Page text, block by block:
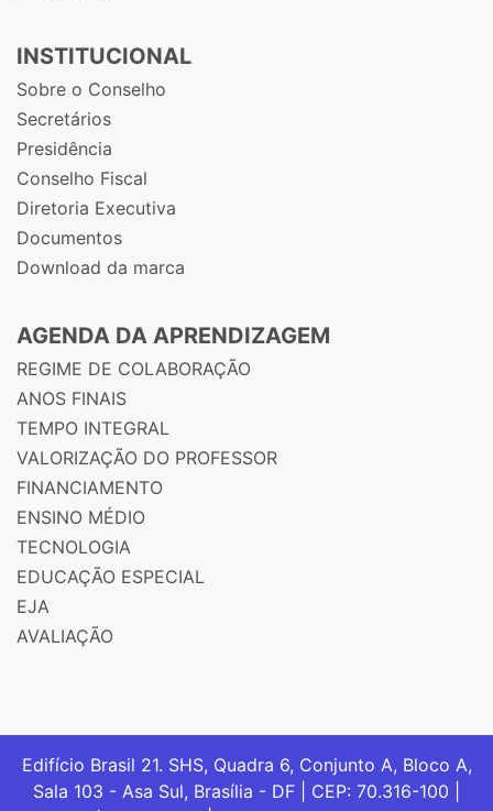
INSTITUCIONAL
Sobre o Conselho
Secretários
Presidência
Conselho Fiscal
Diretoria Executiva
Documentos
Download da marca
AGENDA DA APRENDIZAGEM
REGIME DE COLABORAÇÃO
ANOS FINAIS
TEMPO INTEGRAL
VALORIZAÇÃO DO PROFESSOR
FINANCIAMENTO
ENSINO MÉDIO
TECNOLOGIA
EDUCAÇÃO ESPECIAL
EJA
AVALIAÇÃO
Edifício Brasil 21. SHS, Quadra 6, Conjunto A, Bloco A,
Sala 103 - Asa Sul, Brasília - DF | CEP: 70.316-100 |